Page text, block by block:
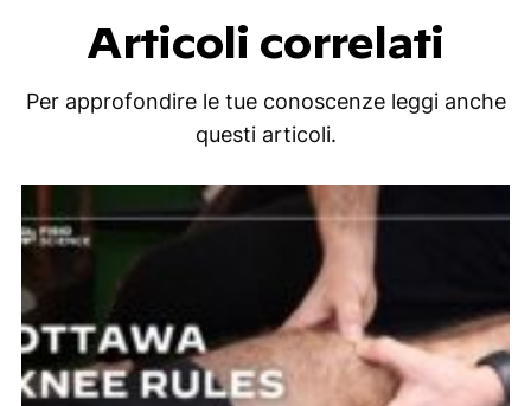
Articoli correlati
Per approfondire le tue conoscenze leggi anche
questi articoli.